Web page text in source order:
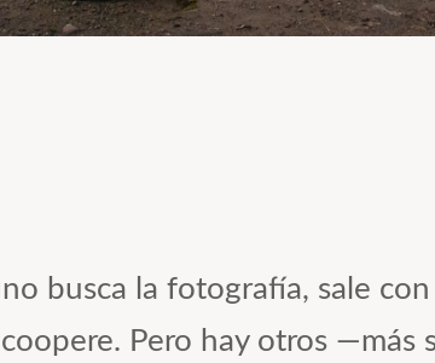
busca la fotografía, sale
Pero hay otros —más